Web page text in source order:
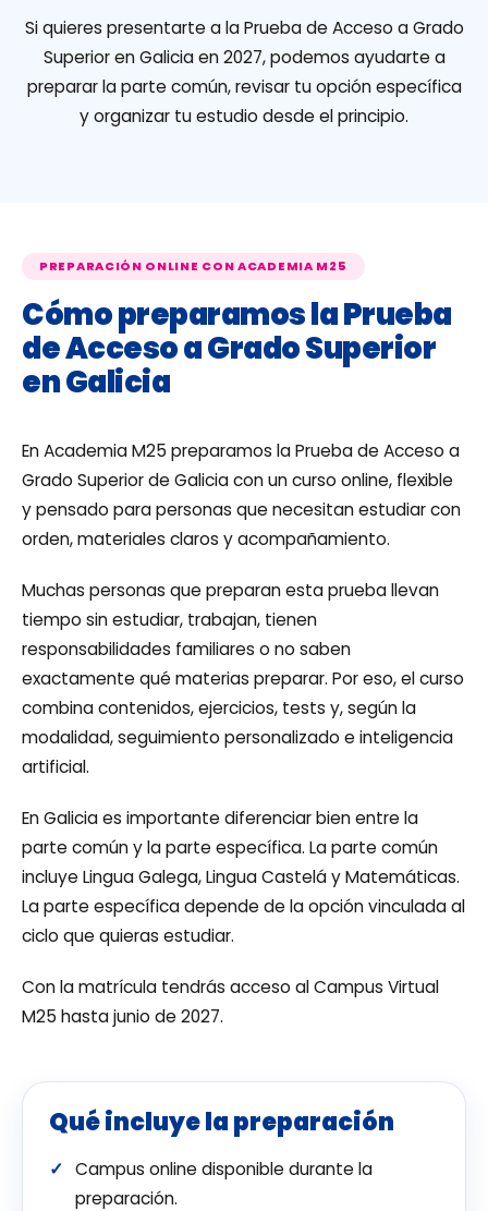
Si quieres presentarte a la Prueba de Acceso a Grado
Superior en Galicia en 2027, podemos ayudarte a
preparar la parte común, revisar tu opción específica
y organizar tu estudio desde el principio.
PREPARACIÓN ONLINE CON ACADEMIA M25
Cómo preparamos la Prueba
de Acceso a Grado Superior
en Galicia
En Academia M25 preparamos la Prueba de Acceso a
Grado Superior de Galicia con un curso online, flexible
y pensado para personas que necesitan estudiar con
orden, materiales claros y acompañamiento.
Muchas personas que preparan esta prueba llevan
tiempo sin estudiar, trabajan, tienen
responsabilidades familiares o no saben
exactamente qué materias preparar. Por eso, el curso
combina contenidos, ejercicios, tests y, según la
modalidad, seguimiento personalizado e inteligencia
artificial.
En Galicia es importante diferenciar bien entre la
parte común y la parte específica. La parte común
incluye Lingua Galega, Lingua Castelá y Matemáticas.
La parte específica depende de la opción vinculada al
ciclo que quieras estudiar.
Con la matrícula tendrás acceso al Campus Virtual
M25 hasta junio de 2027.
Qué incluye la preparación
Campus online disponible durante la
preparación.